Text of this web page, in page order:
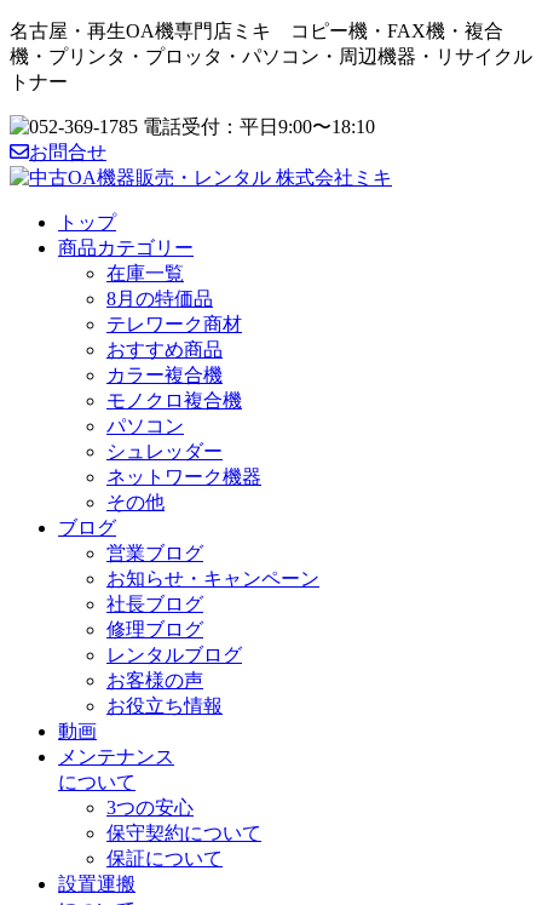
名古屋・再生OA機専門店ミキ コピー機・FAX機・複合
機・プリンタ・プロッタ・パソコン・周辺機器・リサイクル
トナー
お問合せ
トップ
商品カテゴリー
在庫一覧
8月の特価品
テレワーク商材
おすすめ商品
カラー複合機
モノクロ複合機
パソコン
シュレッダー
ネットワーク機器
その他
ブログ
営業ブログ
お知らせ・キャンペーン
社長ブログ
修理ブログ
レンタルブログ
お客様の声
お役立ち情報
動画
メンテナンス
について
3つの安心
保守契約について
保証について
設置運搬